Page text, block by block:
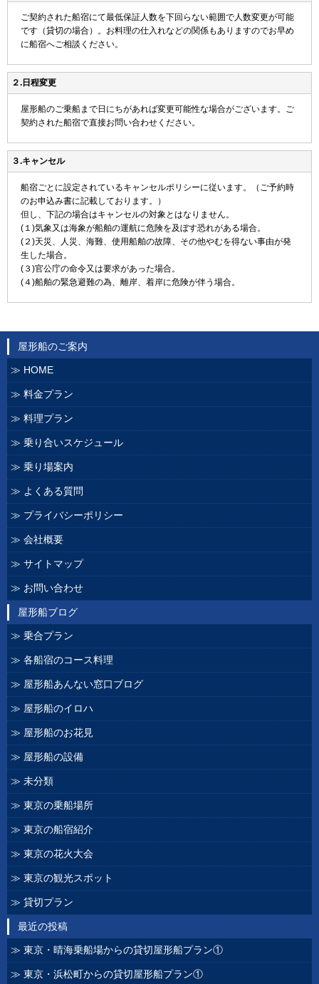
ご契約された船宿にて最低保証人数を下回らない範囲で人数変更が可能
です（貸切の場合）。お料理の仕入れなどの関係もありますのでお早め
に船宿へご相談ください。
２.日程変更
屋形船のご乗船まで日にちがあれば変更可能性な場合がございます。ご
契約された船宿で直接お問い合わせください。
３.キャンセル
船宿ごとに設定されているキャンセルポリシーに従います。（ご予約時
のお申込み書に記載しております。）
但し、下記の場合はキャンセルの対象とはなりません。
(１)気象又は海象が船舶の運航に危険を及ぼす恐れがある場合。
(２)天災、人災、海難、使用船舶の故障、その他やむを得ない事由が発
生した場合。
(３)官公庁の命令又は要求があった場合。
(４)船舶の緊急避難の為、離岸、着岸に危険が伴う場合。
屋形船のご案内
HOME
料金プラン
料理プラン
乗り合いスケジュール
乗り場案内
よくある質問
プライバシーポリシー
会社概要
サイトマップ
お問い合わせ
屋形船ブログ
乗合プラン
各船宿のコース料理
屋形船あんない窓口ブログ
屋形船のイロハ
屋形船のお花見
屋形船の設備
未分類
東京の乗船場所
東京の船宿紹介
東京の花火大会
東京の観光スポット
貸切プラン
最近の投稿
東京・晴海乗船場からの貸切屋形船プラン①
東京・浜松町からの貸切屋形船プラン①